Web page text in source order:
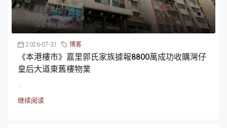
2026-07-31 博客
《本港樓市》嘉里郭氏家族據報8800萬成功收購灣仔
皇后大道東舊樓物業
继续阅读